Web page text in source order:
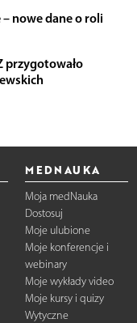
nowe dane o roli
przygotowało
MEDNAUKA
Moja medNauka
Dostosuj
Moje ulubione
Moje konferencje i
webinary
Moje wykłady video
Moje kursy i quizy
Wytyczne